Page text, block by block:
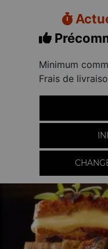
Minimum
Frais de